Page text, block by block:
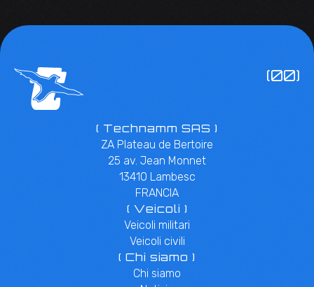
(00)
( Technamm SAS )
ZA Plateau de Bertoire
25 av. Jean Monnet
13410 Lambesc
FRANCIA
( Veicoli )
Veicoli militari
Veicoli civili
( Chi siamo )
Chi siamo